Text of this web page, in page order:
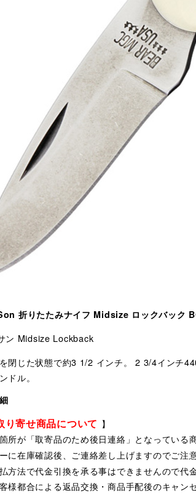
折りたたみナイフ Midsize ロックバック
ン Midsize Lockback
閉じた状態で約3 1/2 インチ。 2 3/4インチ
ドル。
り寄せ商品について 】
所が「取寄品のため後日連絡」となっている
に在庫確認後、ご連絡差し上げますのでご注
方法で代金引換を承る事はできませんので代
様都合による返品交換・商品手配後のキャン